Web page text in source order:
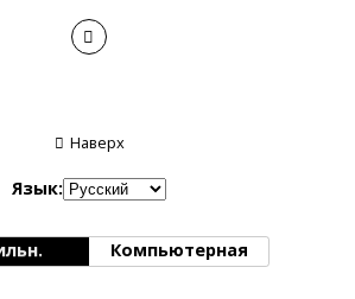
Наверх
Язык:
Компьютерная